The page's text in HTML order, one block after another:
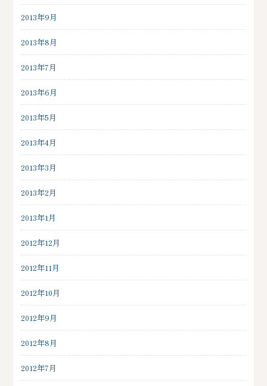
2013年9月
2013年8月
2013年7月
2013年6月
2013年5月
2013年4月
2013年3月
2013年2月
2013年1月
2012年12月
2012年11月
2012年10月
2012年9月
2012年8月
2012年7月